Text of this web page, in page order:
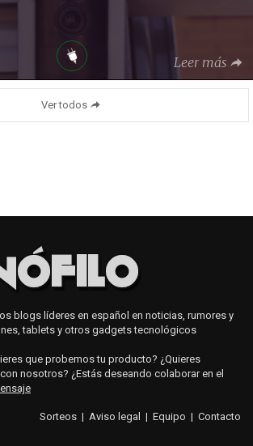
Leer más
Ver todos
blogs líderes en español en noticias, rumores y
tablets y otros gadgets tecnológicos
que probemos tu producto? ¿Quieres
nosotros? ¿Estás deseando colaborar en el
Sorteos | Aviso legal | Equipo | Contacto